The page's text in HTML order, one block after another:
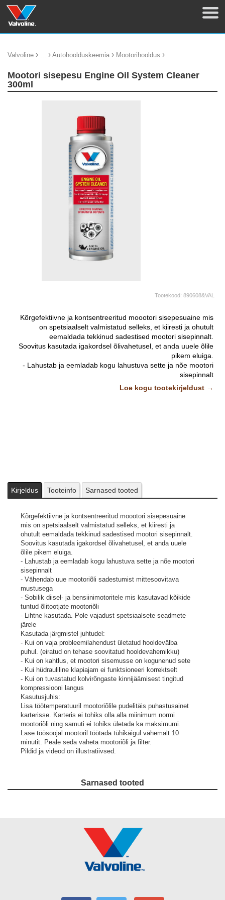
Valvoline › ... › Autohoolduskeemia › Mootorihooldus ›
Mootori sisepesu Engine Oil System Cleaner
300ml
Tootekood: 890608&VAL
Kõrgefektiivne ja kontsentreeritud moootori sisepesuaine mis
on spetsiaalselt valmistatud selleks, et kiiresti ja ohutult
eemaldada tekkinud sadestised mootori sisepinnalt.
Soovitus kasutada igakordsel õlivahetusel, et anda uuele õlile
pikem eluiga.
- Lahustab ja eemladab kogu lahustuva sette ja nõe mootori
sisepinnalt
- Vähendab uue mootoriõli sadestumist mittesoovitava
mustusega
Kasutusjuhis:
karterisse. Karteris ei tohiks olla alla miinimum normi mootoriõli
ning samuti ei tohiks ületada ka maksimumi.
Lase töösoojal mootoril töötada tühikäigul vähemalt 10 minutit.
Peale seda vaheta mootoriõli ja filter.
Loe kogu tootekirjeldust →
Kirjeldus Tooteinfo Sarnased tooted
Kõrgefektiivne ja kontsentreeritud moootori sisepesuaine
mis on spetsiaalselt valmistatud selleks, et kiiresti ja
ohutult eemaldada tekkinud sadestised mootori sisepinnalt.
Soovitus kasutada igakordsel õlivahetusel, et anda uuele
õlile pikem eluiga.
- Lahustab ja eemladab kogu lahustuva sette ja nõe mootori
sisepinnalt
- Vähendab uue mootoriõli sadestumist mittesoovitava
mustusega
- Sobilik diisel- ja bensiinimotoritele mis kasutavad kõikide
tuntud õlitootjate mootoriõli
- Lihtne kasutada. Pole vajadust spetsiaalsete seadmete
järele
Kasutada järgmistel juhtudel:
- Kui on vaja probleemilahendust ületatud hooldevälba
puhul. (eiratud on tehase soovitatud hooldevahemikku)
- Kui on kahtlus, et mootori sisemusse on kogunenud sete
- Kui hüdrauliline klapiajam ei funktsioneeri korrektselt
- Kui on tuvastatud kolvirõngaste kinnijäämisest tingitud
kompressiooni langus
Kasutusjuhis:
Lisa töötemperatuuril mootoriõlile pudelitäis puhastusainet
karterisse. Karteris ei tohiks olla alla miinimum normi
mootoriõli ning samuti ei tohiks ületada ka maksimumi.
Lase töösoojal mootoril töötada tühikäigul vähemalt 10
minutit. Peale seda vaheta mootoriõli ja filter.
Pildid ja videod on illustratiivsed.
Sarnased tooted